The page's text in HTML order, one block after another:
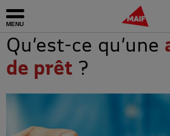
Ouvrir le menu MAIF -
Qu’est-ce qu’une
de prêt ?